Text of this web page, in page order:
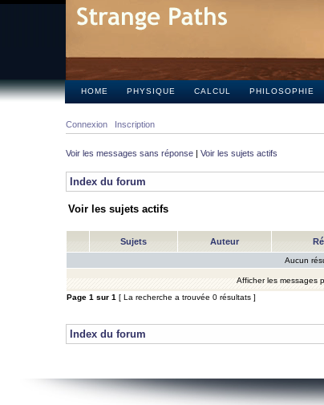
HOME PHYSIQUE CALCUL PHILOSOPHIE
Connexion Inscription
Voir les messages sans réponse | Voir les sujets actifs
Index du forum
Voir les sujets actifs
Sujets Auteur
Aucun
Afficher les messages
Page 1 sur 1 [ La recherche a trouvée 0 résultats ]
Index du forum